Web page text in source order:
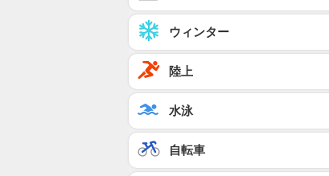
ウィンター
陸上
水泳
自転車